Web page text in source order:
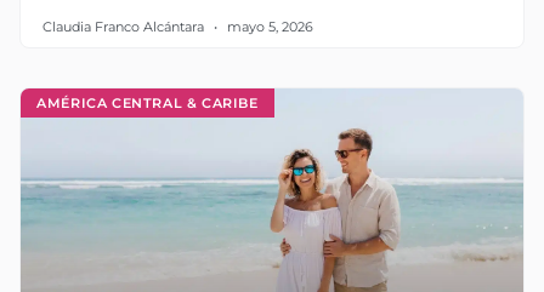
Claudia Franco Alcántara mayo 5, 2026
AMÉRICA CENTRAL & CARIBE